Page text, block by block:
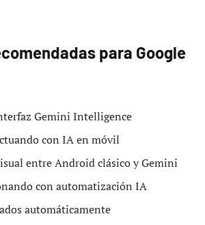
para Google
Gemini Intelligence
con IA en móvil
entre Android clásico y Gemini
con automatización IA
automáticamente